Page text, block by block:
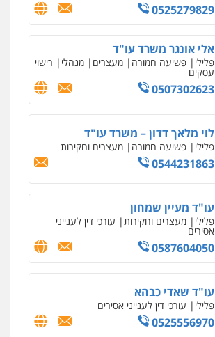
0525279829
אלי אונגר משרד עו"ד
פלילי פשיעה חמורה מעצרים מנהלי רישוי
עסקים
0507302623
לוי מלאך דדון – משרד עו"ד
פלילי פשיעה חמורה מעצרים וחקירות
0544231863
עו"ד מעיין שמחון
פלילי מעצרים וחקירות עורכי דין לענייני
אסירים
0587604050
עו"ד שאדי כבהא
פלילי עורכי דין לענייני אסירים
0525556970